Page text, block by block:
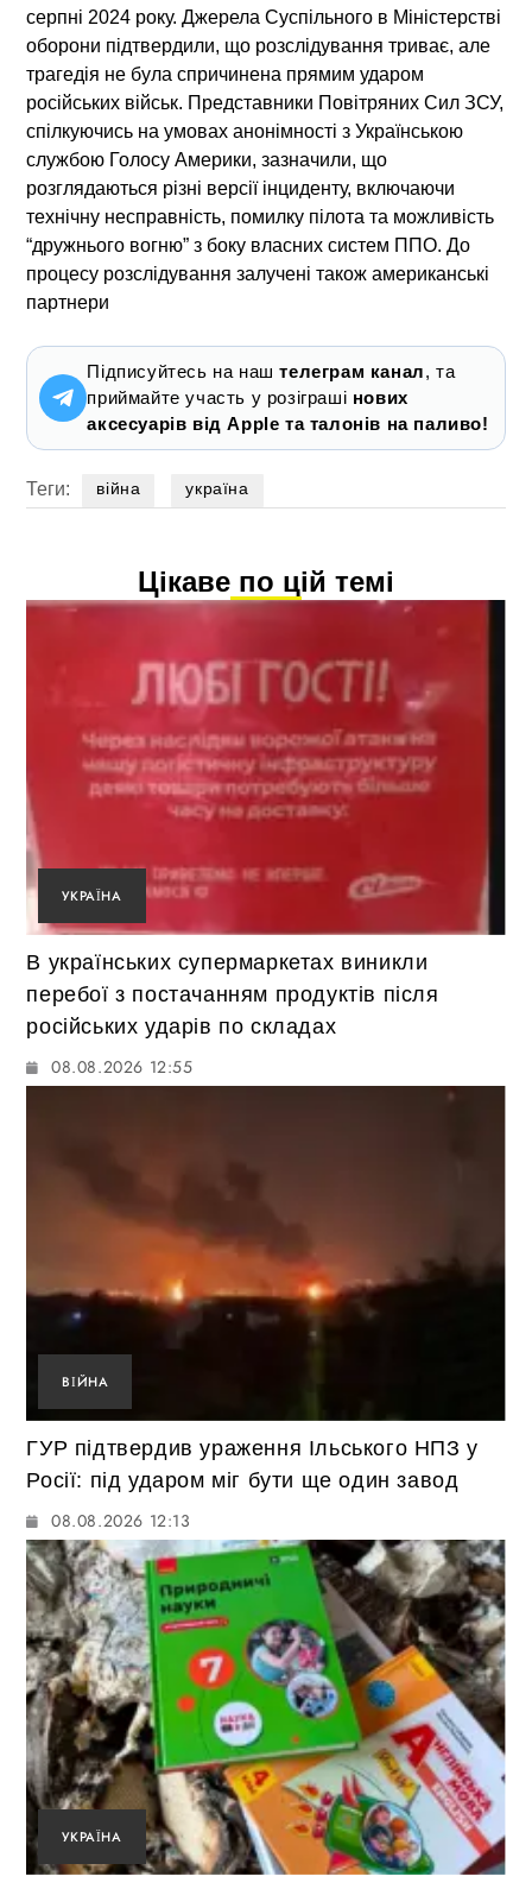
серпні 2024 року. Джерела Суспільного в Міністерстві
оборони підтвердили, що розслідування триває, але
трагедія не була спричинена прямим ударом
російських військ. Представники Повітряних Сил ЗСУ,
спілкуючись на умовах анонімності з Українською
службою Голосу Америки, зазначили, що
розглядаються різні версії інциденту, включаючи
технічну несправність, помилку пілота та можливість
“дружнього вогню” з боку власних систем ППО. До
процесу розслідування залучені також американські
партнери
Підписуйтесь на наштелеграм канал, та
приймайте участь у розіграші нових
аксесуарів від Apple та талонів на паливо!
Теги: війна україна
Цікаве по цій темі
УКРАЇНА
В українських супермаркетах виникли
перебої з постачанням продуктів після
російських ударів по складах
08.08.2026 12:55
ВІЙНА
ГУР підтвердив ураження Ільського НПЗ у
Росії: під ударом міг бути ще один завод
08.08.2026 12:13
УКРАЇНА